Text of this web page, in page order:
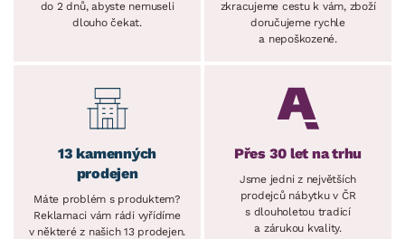
do 2 dnů, abyste nemuseli
dlouho čekat.
zkracujeme cestu k vám, zboží
doručujeme rychle
a nepoškozené.
13 kamenných
prodejen
Máte problém s produktem?
Reklamaci vám rádi vyřídíme
v některé z našich 13 prodejen.
Přes 30 let na trhu
Jsme jedni z největších
prodejců nábytku v ČR
s dlouholetou tradicí
a zárukou kvality.